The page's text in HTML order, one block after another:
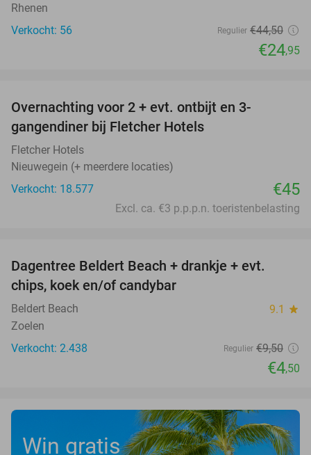
Rhenen
Verkocht: 56
Regulier €44,50
€24,95
Overnachting voor 2 + evt. ontbijt en 3-
gangendiner bij Fletcher Hotels
Fletcher Hotels
Nieuwegein (+ meerdere locaties)
Verkocht: 18.577
€45
Excl. ca. €3 p.p.p.n. toeristenbelasting
Dagentree Beldert Beach + drankje + evt.
chips, koek en/of candybar
Beldert Beach 9.1 star
Zoelen
Verkocht: 2.438
Regulier €9,50
€4,50
Win gratis